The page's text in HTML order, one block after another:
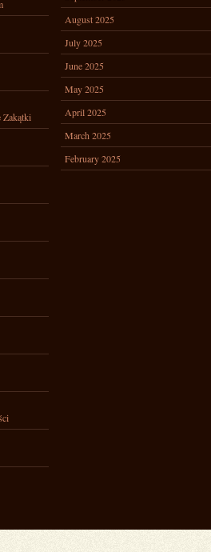
Zakątki
August 2025
July 2025
June 2025
May 2025
April 2025
March 2025
February 2025